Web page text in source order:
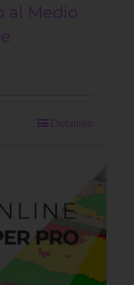
al Medio
Detalles